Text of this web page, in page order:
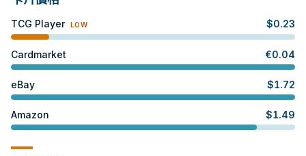
TCG Player LOW $0.23
Cardmarket €0.04
eBay $1.72
Amazon $1.49